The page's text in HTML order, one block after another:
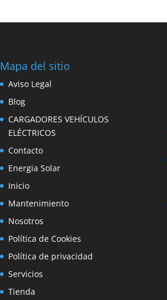
Mapa del sitio
Aviso Legal
Blog
CARGADORES VEHÍCULOS
ELÉCTRICOS
Contacto
Energia Solar
Inicio
Mantenimiento
Nosotros
Política de Cookies
Política de privacidad
Servicios
Tienda